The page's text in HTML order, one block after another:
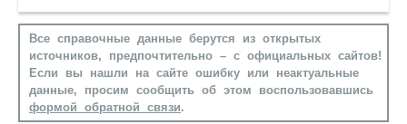
Все справочные данные берутся из открытых
источников, предпочтительно – с официальных сайтов!
Если вы нашли на сайте ошибку или неактуальные
данные, просим сообщить об этом воспользовавшись
формой обратной связи.